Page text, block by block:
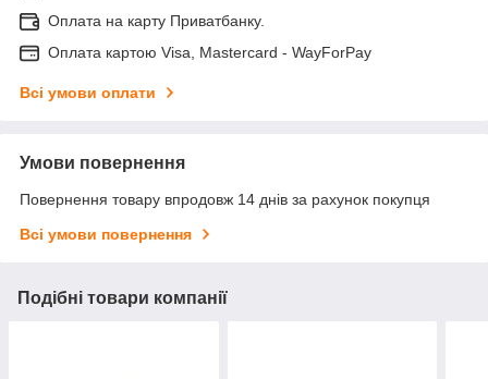
Оплата на карту Приватбанку.
Оплата картою Visa, Mastercard - WayForPay
Всі умови оплати
Умови повернення
Повернення товару впродовж 14 днів за рахунок покупця
Всі умови повернення
Подібні товари компанії